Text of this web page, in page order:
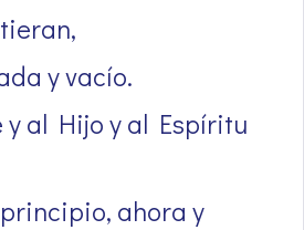
y vacío.
al Hijo y al Espíritu
ahora y